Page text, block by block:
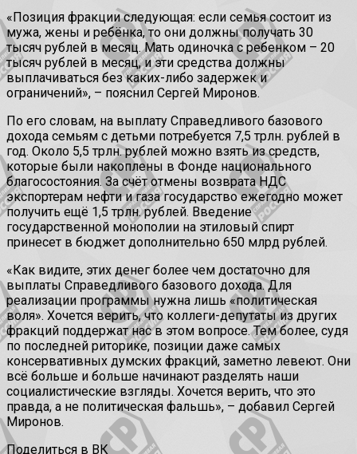
«Позиция фракции следующая: если семья состоит из
мужа, жены и ребёнка, то они должны получать 30
тысяч рублей в месяц. Мать одиночка с ребенком – 20
тысяч рублей в месяц, и эти средства должны
выплачиваться без каких-либо задержек и
ограничений», – пояснил Сергей Миронов.
По его словам, на выплату Справедливого базового
дохода семьям с детьми потребуется 7,5 трлн. рублей в
год. Около 5,5 трлн. рублей можно взять из средств,
которые были накоплены в Фонде национального
благосостояния. За счёт отмены возврата НДС
экспортерам нефти и газа государство ежегодно может
получить ещё 1,5 трлн. рублей. Введение
государственной монополии на этиловый спирт
принесет в бюджет дополнительно 650 млрд рублей.
«Как видите, этих денег более чем достаточно для
выплаты Справедливого базового дохода. Для
реализации программы нужна лишь «политическая
воля». Хочется верить, что коллеги-депутаты из других
фракций поддержат нас в этом вопросе. Тем более, судя
по последней риторике, позиции даже самых
консервативных думских фракций, заметно левеют. Они
всё больше и больше начинают разделять наши
социалистические взгляды. Хочется верить, что это
правда, а не политическая фальшь», – добавил Сергей
Миронов.
Поделиться в ВК